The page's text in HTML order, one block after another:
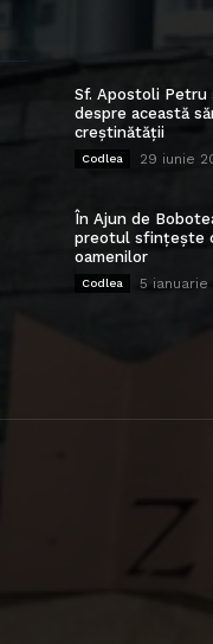
Sf. Apostoli Petru
despre această
creștinătății
Codlea 29 iunie
În Ajun de
preotul sfințește
oamenilor
Codlea 5 ianuarie